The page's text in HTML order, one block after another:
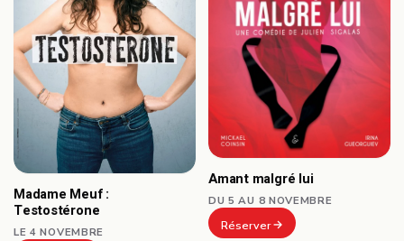
Madame Meuf :
Testostérone
LE 4 NOVEMBRE
Amant malgré lui
DU 5 AU 8 NOVEMBRE
Réserver